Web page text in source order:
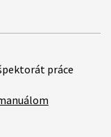
práce